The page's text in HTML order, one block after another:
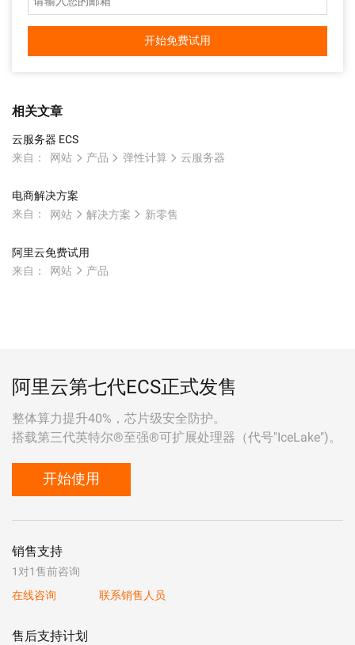
开始免费试用
相关文章
云服务器 ECS
来自：
网站 产品 弹性计算 云服务器
电商解决方案
来自：
网站 解决方案 新零售
阿里云免费试用
来自：
网站 产品
阿里云第七代ECS正式发售
整体算力提升40%，芯片级安全防护。
搭载第三代英特尔®至强®可扩展处理器（代号"IceLake")。
开始使用
销售支持
1对1售前咨询
在线咨询
联系销售人员
售后支持计划